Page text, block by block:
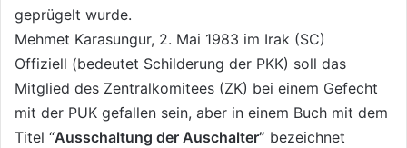
geprügelt wurde.
Mehmet Karasungur, 2. Mai 1983 im Irak (SC)
Offiziell (bedeutet Schilderung der PKK) soll das
Mitglied des Zentralkomitees (ZK) bei einem Gefecht
mit der PUK gefallen sein, aber in einem Buch mit dem
Titel “Ausschaltung der Auschalter” bezeichnet